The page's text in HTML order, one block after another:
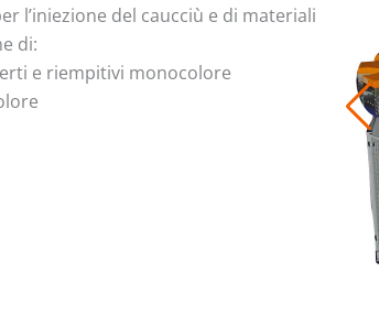
l’iniezione del caucciù e di materiali
di:
e riempitivi monocolore